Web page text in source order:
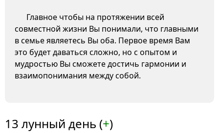
Главное чтобы на протяжении всей
совместной жизни Вы понимали, что главными
в семье являетесь Вы оба. Первое время Вам
это будет даваться сложно, но с опытом и
мудростью Вы сможете достичь гармонии и
взаимопонимания между собой.
13 лунный день (+)